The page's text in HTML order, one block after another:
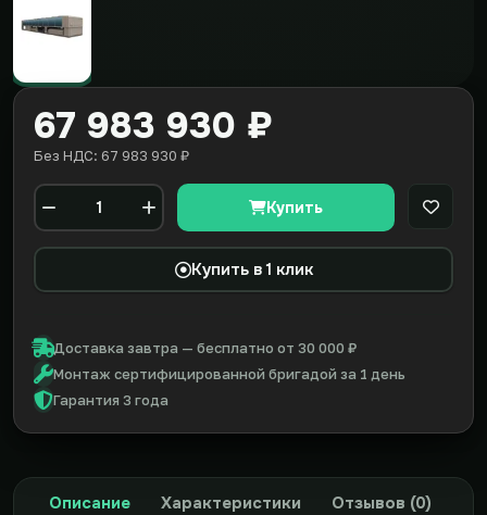
67 983 930 ₽
Без НДС: 67 983 930 ₽
Количество
Купить В
Купить в 1 клик
Доставка завтра — бесплатно от 30 000 ₽
Монтаж сертифицированной бригадой за 1 день
Гарантия 3 года
Описание Характеристики Отзывов (0)